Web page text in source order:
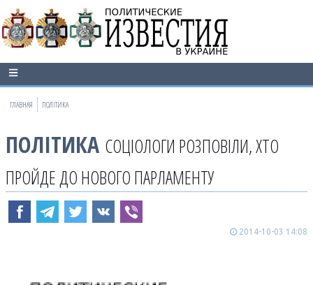
ГЛАВНАЯ ПОЛІТИКА
ПОЛІТИКА СОЦІОЛОГИ РОЗПОВІЛИ, ХТО
ПРОЙДЕ ДО НОВОГО ПАРЛАМЕНТУ
2014-10-03 14:08